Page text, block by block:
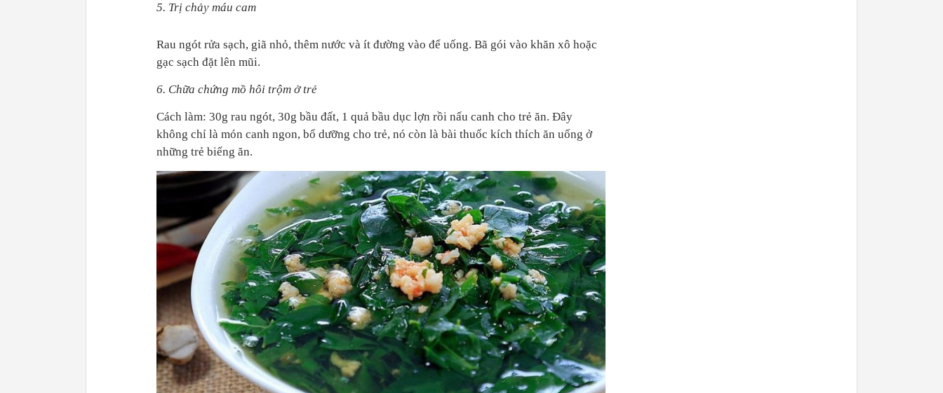
5. Trị chảy máu cam
Rau ngót rửa sạch, giã nhỏ, thêm nước và ít đường vào để uống. Bã gói vào khăn xô hoặc
gạc sạch đặt lên mũi.
6. Chữa chứng mồ hôi trộm ở trẻ
Cách làm: 30g rau ngót, 30g bầu đất, 1 quả bầu dục lợn rồi nấu canh cho trẻ ăn. Đây
không chỉ là món canh ngon, bổ dưỡng cho trẻ, nó còn là bài thuốc kích thích ăn uống ở
những trẻ biếng ăn.